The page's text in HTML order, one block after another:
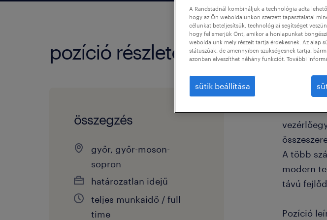
pozíció részletei
összegzés
győr, győr-moson-
sopron
határozatlan idejű
teljes munkaidő / full
time
A több
modern
távú
Pozíció
A Randstadnál kombináljuk a technológia adta
hogy az Ön weboldalunkon szerzett tapasztalatai
célunkat beteljesítsük, technológiai segítséget
hogy felismerjük Önt, amikor a honlapunkat
weboldalunk mely részeit tartja érdekesnek. Az alap
státuszúak, de amennyiben szükségesnek tartja,
azonban elveszíthet néhány funkciót. További
sütik beállítása